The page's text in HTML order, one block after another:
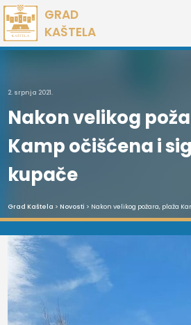
Preskoči
na
sadržaj
GRAD
KAŠTELA
2. srpnja 2021.
Nakon velikog
Kamp očišćena i
kupače
Grad Kaštela > Novosti > Nakon velikog požara, plaža